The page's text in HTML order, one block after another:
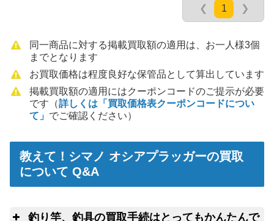
❮ 1 ❯
同一商品に対する掲載買取額の適用は、お一人様3個
までとなります
お買取価格は程度良好な保管品として算出しています
掲載買取額の適用にはクーポンコードのご提示が必要
です（詳しくは「買取価格表クーポンコードについ
て」 でご確認ください）
教えて！シマノ オシアプラッガーの買取
について Q&A
釣り竿、釣具の買取手続はとってもかんたんで